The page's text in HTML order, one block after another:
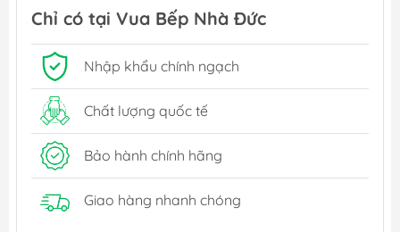
Chỉ có tại Vua Bếp Nhà Đức
Nhập khẩu chính ngạch
Chất lượng quốc tế
Bảo hành chính hãng
Giao hàng nhanh chóng